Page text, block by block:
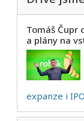
Tomáš Čupr
a plány na
expanze i IPO